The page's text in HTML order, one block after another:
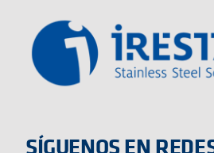
SÍGUENOS EN